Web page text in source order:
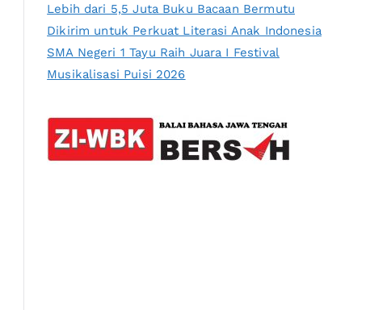
Lebih dari 5,5 Juta Buku Bacaan Bermutu
Dikirim untuk Perkuat Literasi Anak Indonesia
SMA Negeri 1 Tayu Raih Juara I Festival
Musikalisasi Puisi 2026